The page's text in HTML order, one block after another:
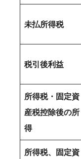
未払所得税
税引後利益
所得税・固定資
産税控除後の所
得
所得税、固定資